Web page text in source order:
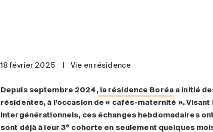
18 février 2025 Vie en résidence
Depuis septembre 2024,la résidence Boréaa initié
résidentes, à l’occasion de « cafés-maternité ».
intergénérationnels, ces échanges hebdomadaires
sont déjà à leur 3e cohorte en seulement quelques